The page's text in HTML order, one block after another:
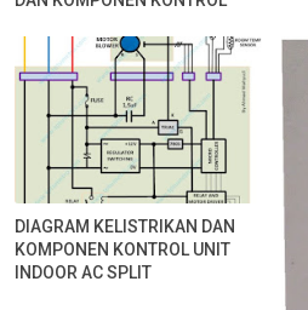
DIAGRAM KELISTRIKAN DAN
KOMPONEN KONTROL UNIT
INDOOR AC SPLIT